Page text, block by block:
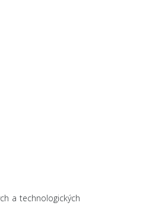
a technologických